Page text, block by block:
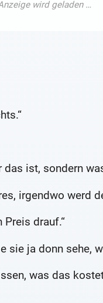
ist, sondern
irgendwo werd
Preis drauf.“
sie ja donn sehe,
was das